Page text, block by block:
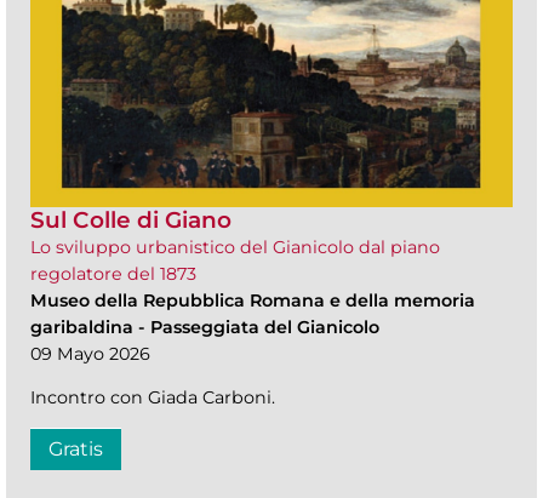
Sul Colle di Giano
Lo sviluppo urbanistico del Gianicolo dal piano
regolatore del 1873
Museo della Repubblica Romana e della memoria
garibaldina - Passeggiata del Gianicolo
09 Mayo 2026
Incontro con Giada Carboni.
Gratis